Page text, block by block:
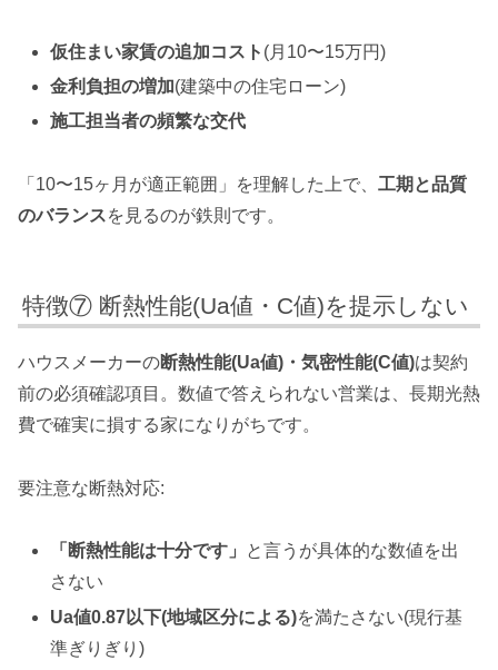
仮住まい家賃の追加コスト (月10〜15万円)
金利負担の増加(建築中の住宅ローン)
施工担当者の頻繁な交代
「10〜15ヶ月が適正範囲」を理解した上で、 工期と品質
のバランスを見るのが鉄則です。
特徴⑦ 断熱性能(Ua値・C値)を提示しない
ハウスメーカーの断熱性能(Ua値)・気密性能(C値)は契約
前の必須確認項目。数値で答えられない営業は、長期光熱
費で確実に損する家になりがちです。
要注意な断熱対応:
「断熱性能は十分です」
と言うが具体的な数値を出
さない
Ua値0.87以下(地域区分による)を満たさない(現行基
準ぎりぎり)